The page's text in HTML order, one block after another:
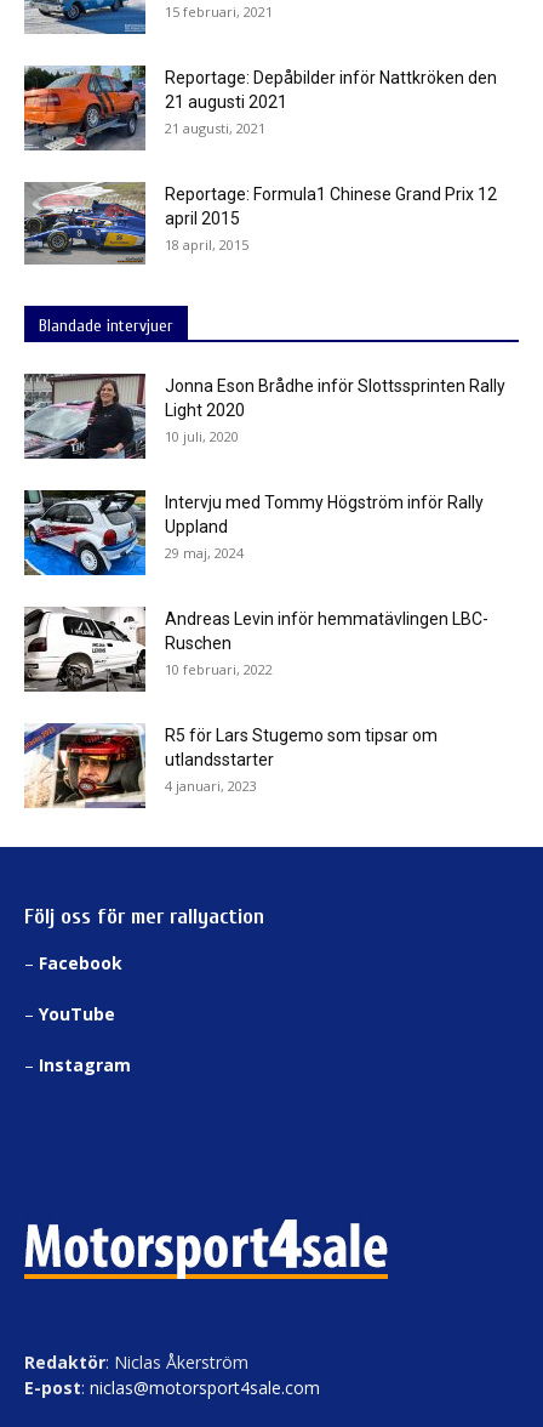
15 februari, 2021
Reportage: Depåbilder inför Nattkröken den
21 augusti 2021
21 augusti, 2021
Reportage: Formula1 Chinese Grand Prix 12
april 2015
18 april, 2015
Blandade intervjuer
Jonna Eson Brådhe inför Slottssprinten Rally
Light 2020
10 juli, 2020
Intervju med Tommy Högström inför Rally
Uppland
29 maj, 2024
Andreas Levin inför hemmatävlingen LBC-
Ruschen
10 februari, 2022
R5 för Lars Stugemo som tipsar om
utlandsstarter
4 januari, 2023
Följ oss för mer rallyaction
– Facebook
– YouTube
– Instagram
Redaktör: Niclas Åkerström
E-post: niclas@motorsport4sale.com